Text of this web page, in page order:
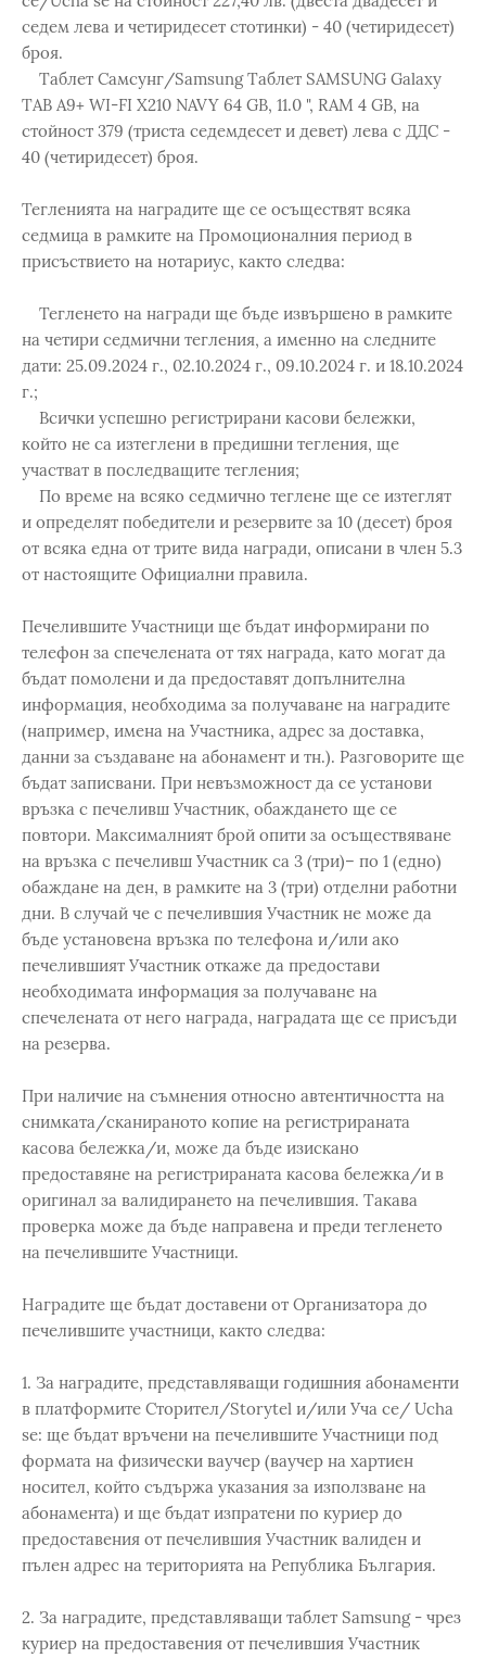
седем лева и четиридесет стотинки) - 40 (четиридесет)
броя.
Таблет Самсунг/Samsung Таблет SAMSUNG Galaxy
TAB A9+ WI-FI X210 NAVY 64 GB, 11.0 ", RAM 4 GB, на
стойност 379 (триста седемдесет и девет) лева с ДДС -
40 (четиридесет) броя.
Тегленията на наградите ще се осъществят всяка
седмица в рамките на Промоционалния период в
присъствието на нотариус, както следва:
Тегленето на награди ще бъде извършено в рамките
на четири седмични тегления, а именно на следните
дати: 25.09.2024 г., 02.10.2024 г., 09.10.2024 г. и 18.10.2024
г.;
Всички успешно регистрирани касови бележки,
който не са изтеглени в предишни тегления, ще
участват в последващите тегления;
По време на всяко седмично теглене ще се изтеглят
и определят победители и резервите за 10 (десет) броя
от всяка една от трите вида награди, описани в член 5.3
от настоящите Официални правила.
Печелившите Участници ще бъдат информирани по
телефон за спечелената от тях награда, като могат да
бъдат помолени и да предоставят допълнителна
информация, необходима за получаване на наградите
(например, имена на Участника, адрес за доставка,
данни за създаване на абонамент и тн.). Разговорите ще
бъдат записвани. При невъзможност да се установи
връзка с печеливш Участник, обаждането ще се
повтори. Максималният брой опити за осъществяване
на връзка с печеливш Участник са 3 (три)– по 1 (едно)
обаждане на ден, в рамките на 3 (три) отделни работни
дни. В случай че с печелившия Участник не може да
бъде установена връзка по телефона и/или ако
печелившият Участник откаже да предостави
необходимата информация за получаване на
спечелената от него награда, наградата ще се присъди
на резерва.
При наличие на съмнения относно автентичността на
снимката/сканираното копие на регистрираната
касова бележка/и, може да бъде изискано
предоставяне на регистрираната касова бележка/и в
оригинал за валидирането на печелившия. Такава
проверка може да бъде направена и преди тегленето
на печелившите Участници.
Наградите ще бъдат доставени от Организатора до
печелившите участници, както следва:
1. За наградите, представляващи годишния абонаменти
в платформите Сторител/Storytel и/или Уча се/ Ucha
se: ще бъдат връчени на печелившите Участници под
формата на физически ваучер (ваучер на хартиен
носител, който съдържа указания за използване на
абонамента) и ще бъдат изпратени по куриер до
предоставения от печелившия Участник валиден и
пълен адрес на територията на Република България.
2. За наградите, представляващи таблет Samsung - чрез
куриер на предоставения от печелившия Участник